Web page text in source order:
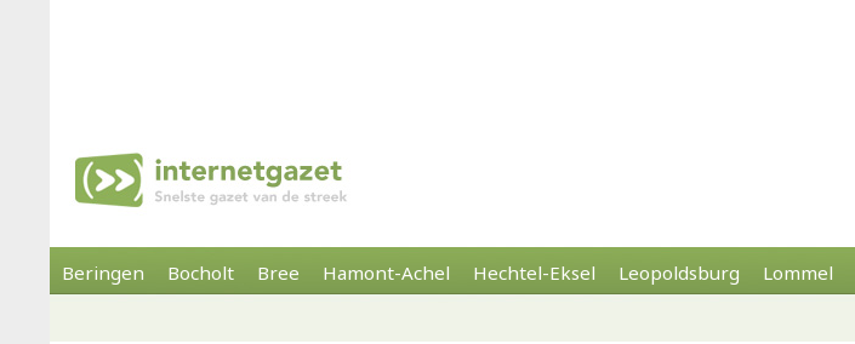
Beringen Bocholt Bree Hamont-Achel Hechtel-Eksel Leopoldsburg Lommel